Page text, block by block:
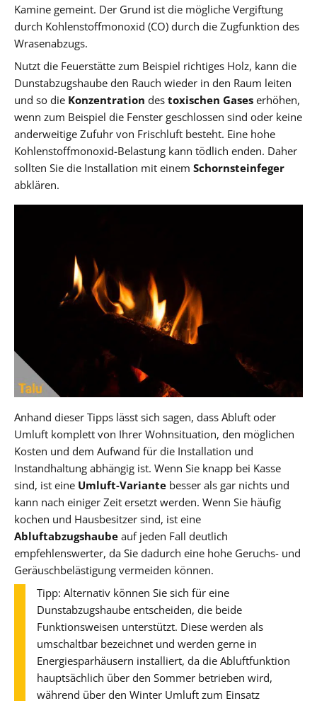
Kamine gemeint. Der Grund ist die mögliche Vergiftung
durch Kohlenstoffmonoxid (CO) durch die Zugfunktion des
Wrasenabzugs.
Nutzt die Feuerstätte zum Beispiel richtiges Holz, kann die
Dunstabzugshaube den Rauch wieder in den Raum leiten
und so die Konzentration des toxischen Gases erhöhen,
wenn zum Beispiel die Fenster geschlossen sind oder keine
anderweitige Zufuhr von Frischluft besteht. Eine hohe
Kohlenstoffmonoxid-Belastung kann tödlich enden. Daher
sollten Sie die Installation mit einem Schornsteinfeger
abklären.
Anhand dieser Tipps lässt sich sagen, dass Abluft oder
Umluft komplett von Ihrer Wohnsituation, den möglichen
Kosten und dem Aufwand für die Installation und
Instandhaltung abhängig ist. Wenn Sie knapp bei Kasse
sind, ist eine Umluft-Variante besser als gar nichts und
kann nach einiger Zeit ersetzt werden. Wenn Sie häufig
kochen und Hausbesitzer sind, ist eine
Abluftabzugshaube auf jeden Fall deutlich
empfehlenswerter, da Sie dadurch eine hohe Geruchs- und
Geräuschbelästigung vermeiden können.
Tipp: Alternativ können Sie sich für eine
Dunstabzugshaube entscheiden, die beide
Funktionsweisen unterstützt. Diese werden als
umschaltbar bezeichnet und werden gerne in
Energiesparhäusern installiert, da die Abluftfunktion
hauptsächlich über den Sommer betrieben wird,
während über den Winter Umluft zum Einsatz